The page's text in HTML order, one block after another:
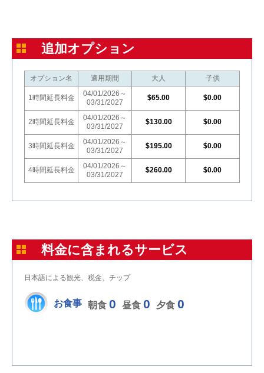
追加オプション
オプション名 適用期間 大人 子供
1時間延長料金
04/01/2026～
03/31/2027
$65.00 $0.00
2時間延長料金
04/01/2026～
03/31/2027
$130.00 $0.00
3時間延長料金
04/01/2026～
03/31/2027
$195.00 $0.00
4時間延長料金
04/01/2026～
03/31/2027
$260.00 $0.00
料金に含まれるサービス
日本語による観光、税金、チップ
お食事 朝食 0 昼食 0 夕食 0